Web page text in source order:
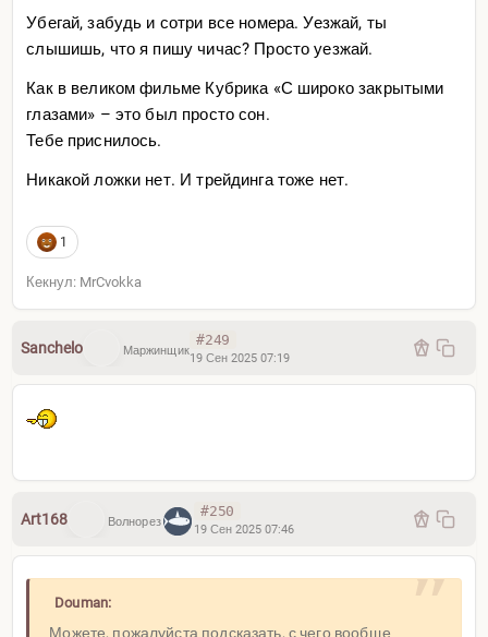
Убегай, забудь и сотри все номера. Уезжай, ты
слышишь, что я пишу чичас? Просто уезжай.
Как в великом фильме Кубрика «С широко закрытыми
глазами» – это был просто сон.
Тебе приснилось.
Никакой ложки нет. И трейдинга тоже нет.
1
Кекнул: MrCvokka
Sanchelo Маржинщик
#249
19 Сен 2025 07:19
Art168 Волнорез
#250
19 Сен 2025 07:46
Douman:
Можете, пожалуйста подсказать, с чего вообще